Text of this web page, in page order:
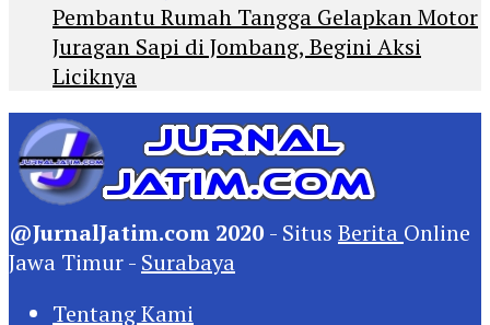
Pembantu Rumah Tangga Gelapkan Motor
Juragan Sapi di Jombang, Begini Aksi
Liciknya
@JurnalJatim.com 2020 - Situs Berita Online
Jawa Timur - Surabaya
Tentang Kami